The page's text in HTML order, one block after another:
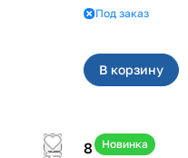
Под заказ
В корзину
Новинка
8 400 ₽